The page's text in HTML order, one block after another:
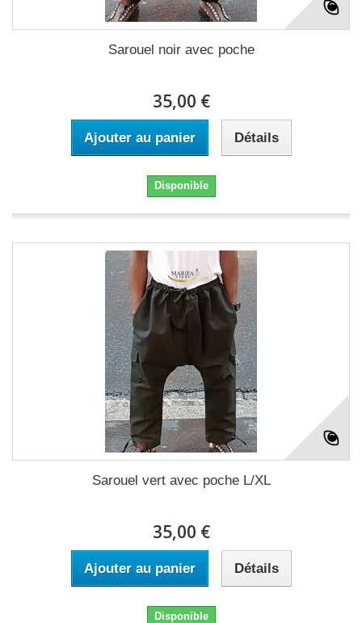
Sarouel noir avec poche
35,00 €
Ajouter au panier Détails
Disponible
Sarouel vert avec poche L/XL
35,00 €
Ajouter au panier Détails
Disponible